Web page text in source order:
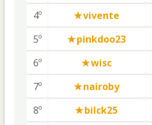
4º
vivente
5º
pinkdoo23
6º
wisc
7º
nairoby
8º
bilck25